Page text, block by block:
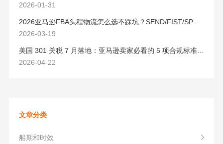
2026-01-31
2026亚马逊FBA头程物流怎么选不踩坑？SEND/FIST/SPN官方认证物流商，只有这家敢承诺“准达率第一”
2026-03-19
美国 301 关税 7 月落地：亚马逊卖家必看的 5 项合规标准与稳交付方案
2026-04-22
文章分类
船期和时效